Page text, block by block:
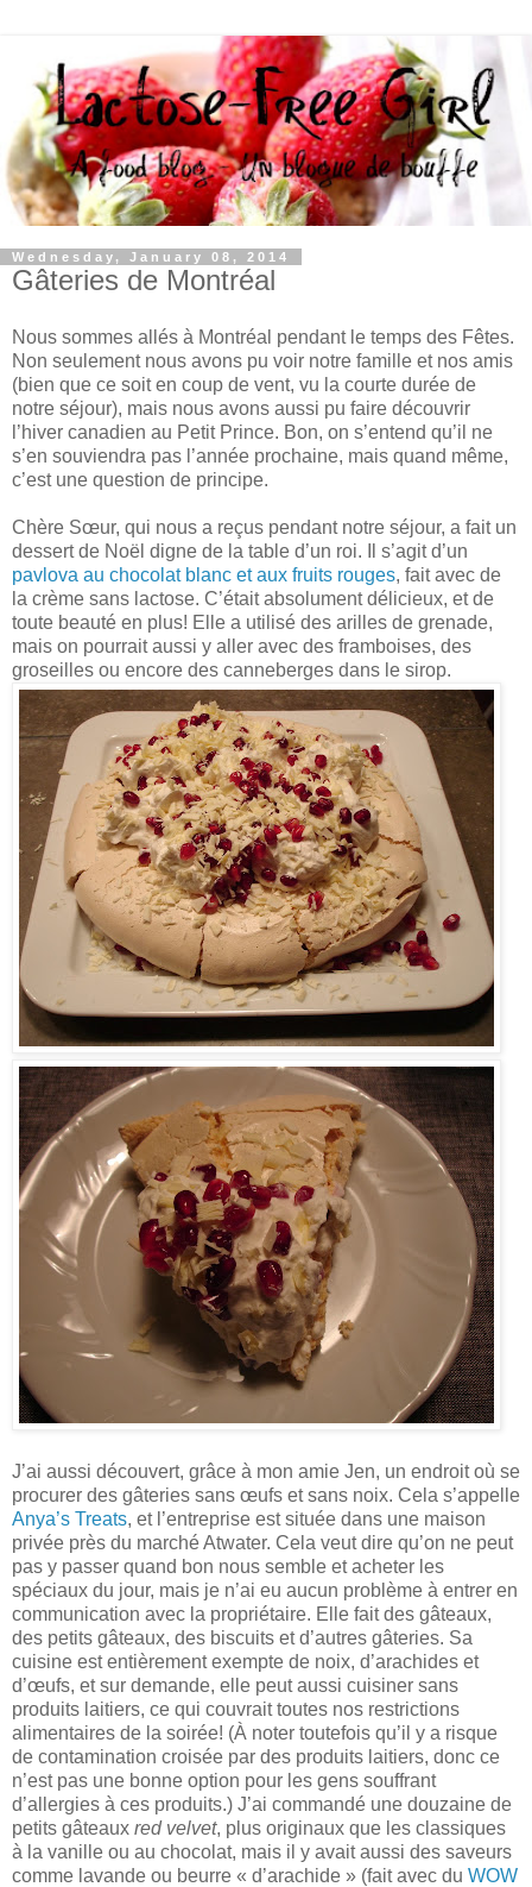
Wednesday, January 08, 2014
Gâteries de Montréal
Nous sommes allés à Montréal pendant le temps des Fêtes.
Non seulement nous avons pu voir notre famille et nos amis
(bien que ce soit en coup de vent, vu la courte durée de
notre séjour), mais nous avons aussi pu faire découvrir
l’hiver canadien au Petit Prince. Bon, on s’entend qu’il ne
s’en souviendra pas l’année prochaine, mais quand même,
c’est une question de principe.
Chère Sœur, qui nous a reçus pendant notre séjour, a fait un
dessert de Noël digne de la table d’un roi. Il s’agit d’un
pavlova au chocolat blanc et aux fruits rouges, fait avec de
la crème sans lactose. C’était absolument délicieux, et de
toute beauté en plus! Elle a utilisé des arilles de grenade,
mais on pourrait aussi y aller avec des framboises, des
groseilles ou encore des canneberges dans le sirop.
J’ai aussi découvert, grâce à mon amie Jen, un endroit où se
procurer des gâteries sans œufs et sans noix. Cela s’appelle
Anya’s Treats, et l’entreprise est située dans une maison
privée près du marché Atwater. Cela veut dire qu’on ne peut
pas y passer quand bon nous semble et acheter les
spéciaux du jour, mais je n’ai eu aucun problème à entrer en
communication avec la propriétaire. Elle fait des gâteaux,
des petits gâteaux, des biscuits et d’autres gâteries. Sa
cuisine est entièrement exempte de noix, d’arachides et
d’œufs, et sur demande, elle peut aussi cuisiner sans
produits laitiers, ce qui couvrait toutes nos restrictions
alimentaires de la soirée! (À noter toutefois qu’il y a risque
de contamination croisée par des produits laitiers, donc ce
n’est pas une bonne option pour les gens souffrant
d’allergies à ces produits.) J’ai commandé une douzaine de
petits gâteaux red velvet, plus originaux que les classiques
à la vanille ou au chocolat, mais il y avait aussi des saveurs
comme lavande ou beurre « d’arachide » (fait avec du WOW